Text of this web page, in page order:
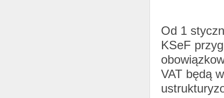
Od 1
KSeF
VAT będą